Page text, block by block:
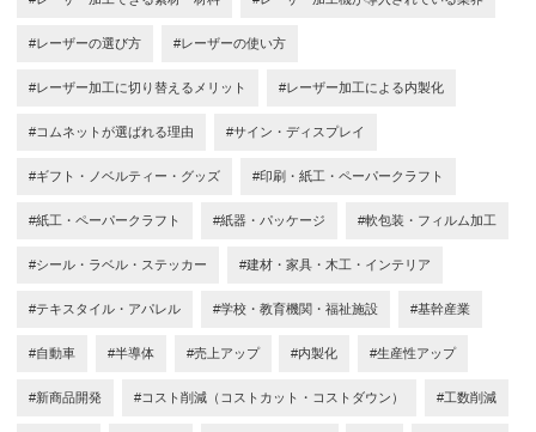
#レーザーの選び方 #レーザーの使い方
#レーザー加工に切り替えるメリット #レーザー加工による内製化
#コムネットが選ばれる理由 #サイン・ディスプレイ
#ギフト・ノベルティー・グッズ #印刷・紙工・ペーパークラフト
#紙工・ペーパークラフト #紙器・パッケージ #軟包装・フィルム加工
#シール・ラベル・ステッカー #建材・家具・木工・インテリア
#テキスタイル・アパレル #学校・教育機関・福祉施設 #基幹産業
#自動車 #半導体 #売上アップ #内製化 #生産性アップ
#新商品開発 #コスト削減（コストカット・コストダウン） #工数削減